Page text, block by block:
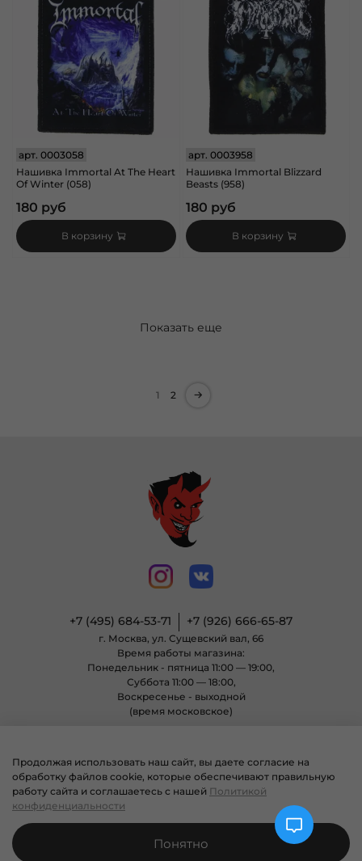
арт. 0003058
Нашивка Immortal At The Heart
Of Winter (058)
180 руб
В корзину
арт.0003958
Нашивка Immortal Blizzard
Beasts (958)
180 руб
В корзину
Показать еще
1 2
+7 (495) 684-53-71 +7 (926) 666-65-87
г. Москва, ул. Сущевский вал, 66
Время работы магазина:
Понедельник - пятница 11:00 — 19:00,
Суббота 11:00 — 18:00,
Воскресенье - выходной
(время московское)
© 2004 - 2025 Магазин неформальной одежды «Позитиф» все права
защищены.
Продолжая использовать наш сайт, вы даете согласие на
обработку файлов cookie, которые обеспечивают правильную
работу сайта и соглашаетесь с нашей Политикой
конфиденциальности
Понятно